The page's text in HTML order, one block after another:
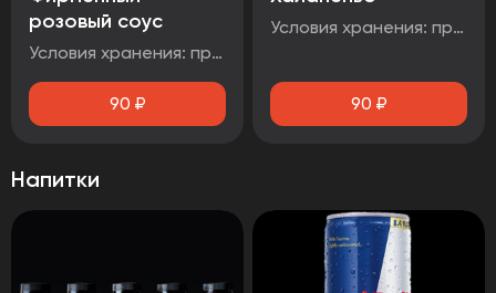
розовый соус
Условия хранения: при температуре от плюс 2°C до плюс 4°C Срок годности: 48 часов Т.У 10.71. 11-001-48751922-2017 Рекомендуется употребить сразу после вскрытия упаковки Без ГМ
90 ₽
Условия хранения: при температуре от плюс 2°C до плюс 4°C Срок годности: 48 часов Т.У 10.71. 11-001-48751922-2017 Рекомендуется употребить сразу после вскрытия упаковки Без ГМО
90 ₽
Напитки